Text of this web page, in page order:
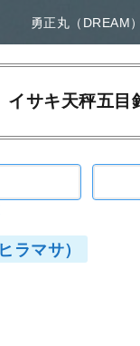
勇正丸（DREAM）
イサキ天秤五目
ラマサ）